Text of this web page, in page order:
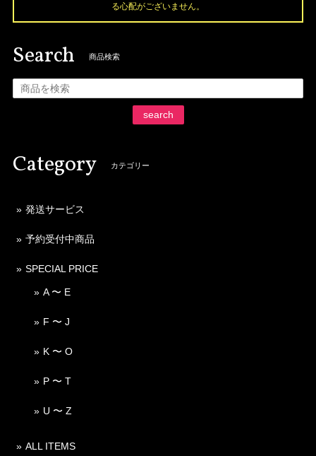
る心配がございません。
Search 商品検索
search
Category カテゴリー
発送サービス
予約受付中商品
SPECIAL PRICE
A 〜 E
F 〜 J
K 〜 O
P 〜 T
U 〜 Z
ALL ITEMS